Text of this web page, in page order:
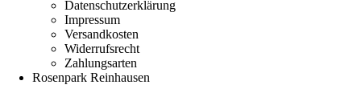
Datenschutzerklärung
Impressum
Versandkosten
Widerrufsrecht
Zahlungsarten
Rosenpark Reinhausen